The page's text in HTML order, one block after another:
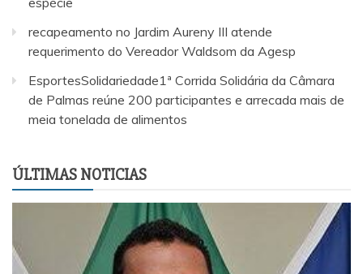
recapeamento no Jardim Aureny III atende
requerimento do Vereador Waldsom da Agesp
EsportesSolidariedade1ª Corrida Solidária da Câmara
de Palmas reúne 200 participantes e arrecada mais de
meia tonelada de alimentos
ÚLTIMAS NOTICIAS